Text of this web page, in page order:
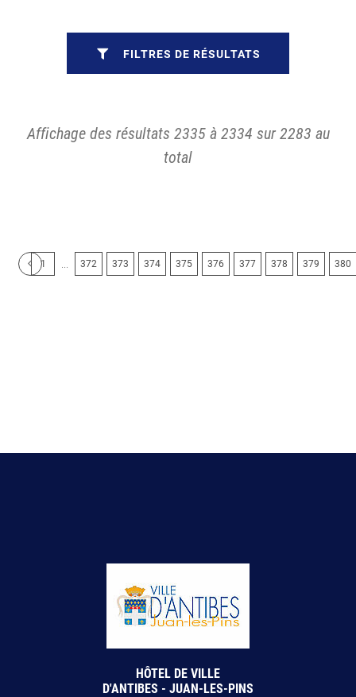
Affichage des résultats 2335 à 2334 sur 2283 au
total
1 372 373 374 375 376 377 378 379 380
FILTRES DE RÉSULTATS
HÔTEL DE VILLE
D'ANTIBES - JUAN-LES-PINS